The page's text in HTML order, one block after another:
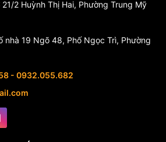
21/2 Huỳnh Thị Hai, Phường Trung Mỹ
nhà 19 Ngõ 48, Phố Ngọc Trì, Phường
- 0932.055.682